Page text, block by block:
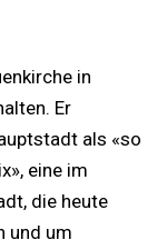
in
Er
als «so
eine im
die heute
und um